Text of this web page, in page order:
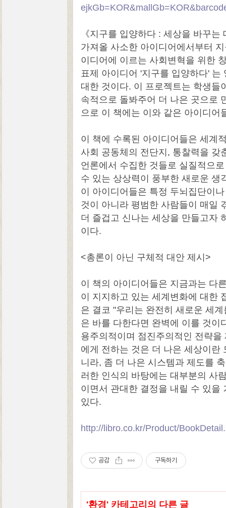
《지구를 입양하다 : 세상을 바꾸
가져올 사소한 아이디어에서부터
이디어에 이르는 사회변혁을 위한
표제 아이디어 '지구를 입양하다'
대한 것이다. 이 프로젝트는 학생들
속적으로 돌봐주어 더 나은 곳으로
으로 이 책에는 이와 같은 아이디어
이 책에 수록된 아이디어들은 세계
사회 공동체의 전단지, 통찰력을 갖
언론에서 수집한 것들로 실질적으
수 있는 상상력이 풍부한 새로운 생
이 아이디어들은 특정 두뇌집단이
것이 아니라 평범한 사람들이 매일
더 즐겁고 신나는 세상을 만들고자
이다.
<총론이 아닌 구체적 대안 제시>
이 책의 아이디어들은 지금과는 다
이 지지하고 있는 세계변화에 대한
은 결코 "우리는 완전히 새로운 세
은 바를 다한다면 완벽에 이를 것이
용주의적이며 점진주의적인 전략
에게 전하는 것은 더 나은 세상이란
니라, 좀 더 나은 시스템과 제도를
러한 인식의 바탕에는 대부분의 사
이면서 관대한 결정을 내릴 수 있을
있다.
http://libro.co.kr/Product/
공감 구독하기
'환경' 카테고리의 다른 글